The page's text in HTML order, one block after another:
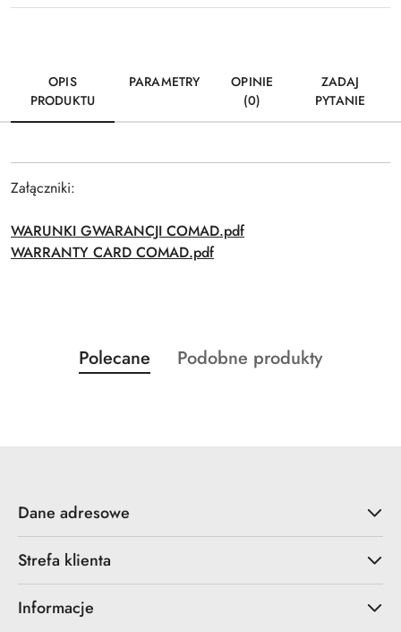
OPIS
PRODUKTU
PARAMETRY
OPINIE
(0)
ZADAJ
PYTANIE
Załączniki:
WARUNKI GWARANCJI COMAD.pdf
WARRANTY CARD COMAD.pdf
Pomiń karuzelę produktów
Produkty
o
Polecane
Produkty
Podobne produkty
Dane adresowe
Strefa klienta
Informacje